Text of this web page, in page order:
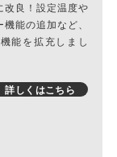
改良！設定温度や
能の追加など、
能を拡充しまし
詳しくはこちら